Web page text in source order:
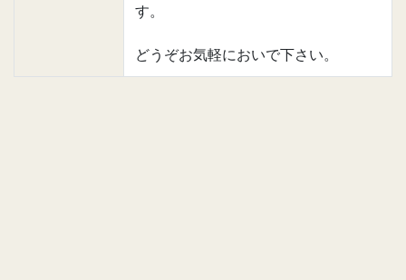
す。
どうぞお気軽においで下さい。